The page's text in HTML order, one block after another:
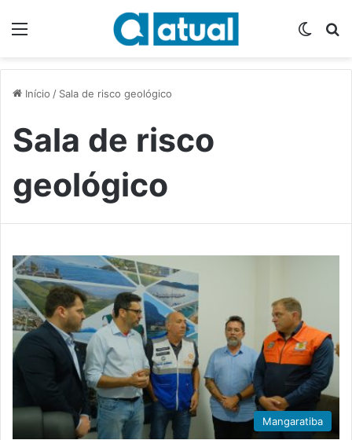
Início / Sala de risco geológico
Sala de risco
geológico
Mangaratiba